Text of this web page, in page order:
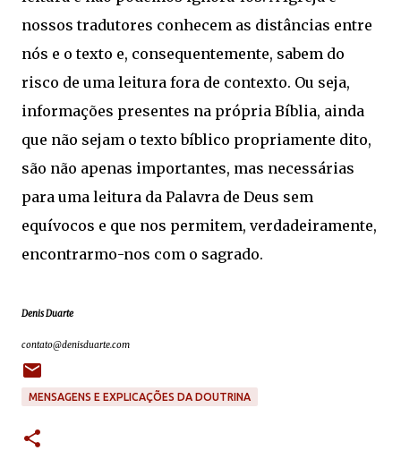
nossos tradutores conhecem as distâncias entre
nós e o texto e, consequentemente, sabem do
risco de uma leitura fora de contexto. Ou seja,
informações presentes na própria Bíblia, ainda
que não sejam o texto bíblico propriamente dito,
são não apenas importantes, mas necessárias
para uma leitura da Palavra de Deus sem
equívocos e que nos permitem, verdadeiramente,
encontrarmo-nos com o sagrado.
Denis Duarte
contato@denisduarte.com
MENSAGENS E EXPLICAÇÕES DA DOUTRINA